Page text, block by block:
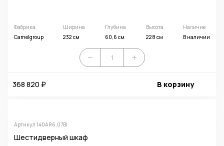
Фабрика
Camelgroup
Ширина
232 см
Глубина
60,6 см
Высота
228 см
Наличие
В наличии
368 820 ₽ В корзину
Артикул 140AR6.07BI
Шестидверный шкаф